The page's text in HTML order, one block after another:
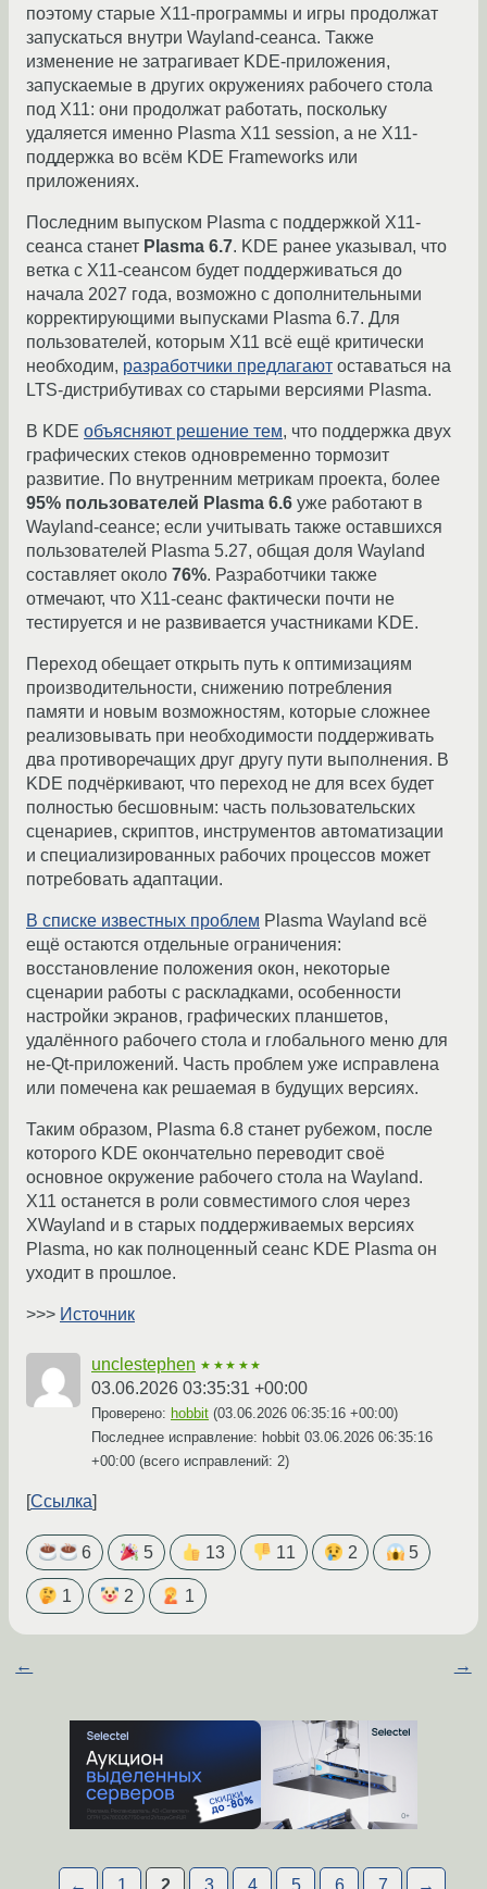
поэтому старые X11-программы и игры продолжат
запускаться внутри Wayland-сеанса. Также
изменение не затрагивает KDE-приложения,
запускаемые в других окружениях рабочего стола
под X11: они продолжат работать, поскольку
удаляется именно Plasma X11 session, а не X11-
поддержка во всём KDE Frameworks или
приложениях.
Последним выпуском Plasma с поддержкой X11-
сеанса станет Plasma 6.7. KDE ранее указывал, что
ветка с X11-сеансом будет поддерживаться до
начала 2027 года, возможно с дополнительными
корректирующими выпусками Plasma 6.7. Для
пользователей, которым X11 всё ещё критически
необходим, разработчики предлагают оставаться на
LTS-дистрибутивах со старыми версиями Plasma.
В KDE объясняют решение тем, что поддержка двух
графических стеков одновременно тормозит
развитие. По внутренним метрикам проекта, более
95% пользователей Plasma 6.6 уже работают в
Wayland-сеансе; если учитывать также оставшихся
пользователей Plasma 5.27, общая доля Wayland
составляет около 76%. Разработчики также
отмечают, что X11-сеанс фактически почти не
тестируется и не развивается участниками KDE.
Переход обещает открыть путь к оптимизациям
производительности, снижению потребления
памяти и новым возможностям, которые сложнее
реализовывать при необходимости поддерживать
два противоречащих друг другу пути выполнения. В
KDE подчёркивают, что переход не для всех будет
полностью бесшовным: часть пользовательских
сценариев, скриптов, инструментов автоматизации
и специализированных рабочих процессов может
потребовать адаптации.
В списке известных проблем Plasma Wayland всё
ещё остаются отдельные ограничения:
восстановление положения окон, некоторые
сценарии работы с раскладками, особенности
настройки экранов, графических планшетов,
удалённого рабочего стола и глобального меню для
не-Qt-приложений. Часть проблем уже исправлена
или помечена как решаемая в будущих версиях.
Таким образом, Plasma 6.8 станет рубежом, после
которого KDE окончательно переводит своё
основное окружение рабочего стола на Wayland.
X11 останется в роли совместимого слоя через
XWayland и в старых поддерживаемых версиях
Plasma, но как полноценный сеанс KDE Plasma он
уходит в прошлое.
>>> Источник
unclestephen ★★★★★
03.06.2026 03:35:31 +00:00
Проверено: hobbit (03.06.2026 06:35:16 +00:00)
Последнее исправление: hobbit 03.06.2026 06:35:16
+00:00 (всего исправлений: 2)
Ссылка
6 5 13 11 2 5
1 2 1
← →